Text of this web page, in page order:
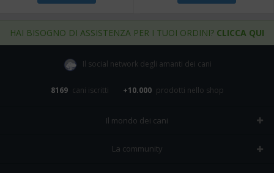
HAI BISOGNO DI ASSISTENZA PER I TUOI ORDINI? CLICCA QUI
Il social network degli amanti dei cani
8169 cani iscritti +10.000 prodotti nello shop
Il mondo dei cani
Tutte le razze
La community